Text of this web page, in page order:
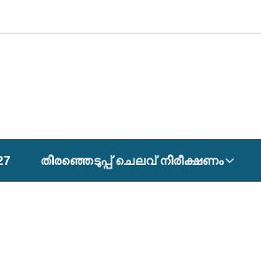
തിരഞ്ഞെടുപ്പ് ചെലവ് നിരീക്ഷണം